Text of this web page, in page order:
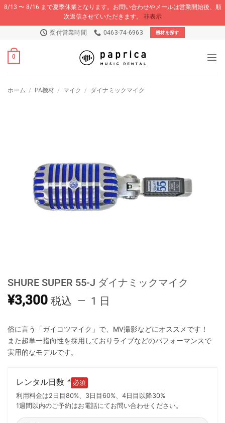
8/13 〜 8/16 まで夏季休業となります。お問い合わせやメールは営業開始後、順
次返信させていただきます。 非表示
content
受付営業時間 0463-74-6963 機材を探す
0
ホーム / PA機材 / マイク / ダイナミックマイク
SHURE SUPER 55-J ダイナミックマイク
¥3,300 税込 1 日
俗に言う「ガイコツマイク」で、MV撮影などにオススメです！
また超単一指向性を採用しておりライブなどのパフォーマンスで
実用的なモデルです。
レンタル日数 *
利用料金は2日目80%、3日目60%、4日目以降30%
1週間以内のご予約はお電話にてお問い合わせください。